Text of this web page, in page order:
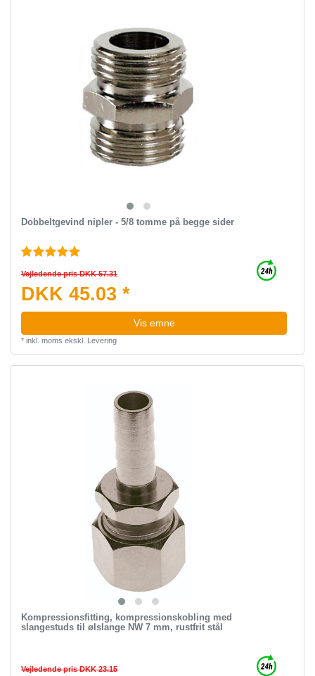
Dobbeltgevind nipler - 5/8 tomme på begge sider
Vejledende pris DKK 57.31
DKK 45.03 *
Vis emne
* inkl. moms ekskl. Levering
Kompressionsfitting, kompressionskobling med
slangestuds til ølslange NW 7 mm, rustfrit stål
Vejledende pris DKK 23.15